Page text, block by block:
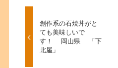
創作系の石焼丼がと
ても美味しいで
す！ 岡山県 「下
北屋」